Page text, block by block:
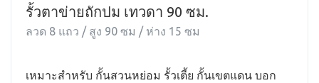
รั้วตาข่ายถักปม เทวดา 90 ซม.
ลวด 8 แถว / สูง 90 ซม / ห่าง 15 ซม
เหมาะสำหรับ กั้นสวนหย่อม รั้วเตี้ย กั้นเขตแดน บอก